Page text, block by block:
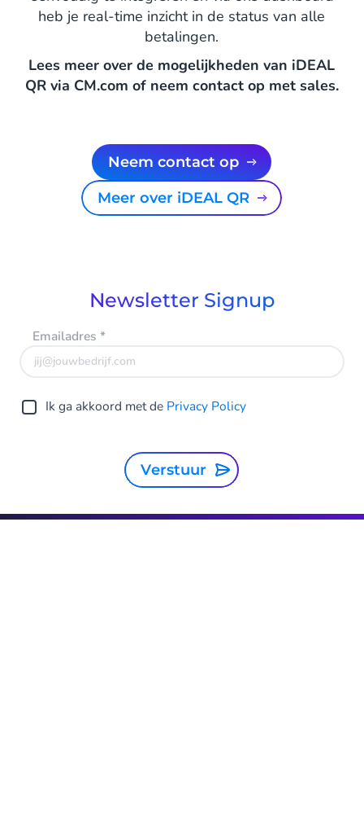
heb je real-time inzicht in de status van alle
betalingen.
Lees meer over de mogelijkheden van iDEAL
QR via CM.com of neem contact op met sales.
Neem contact op
Meer over iDEAL QR
Newsletter Signup
Emailadres *
Ik ga akkoord met de Privacy Policy
Verstuur